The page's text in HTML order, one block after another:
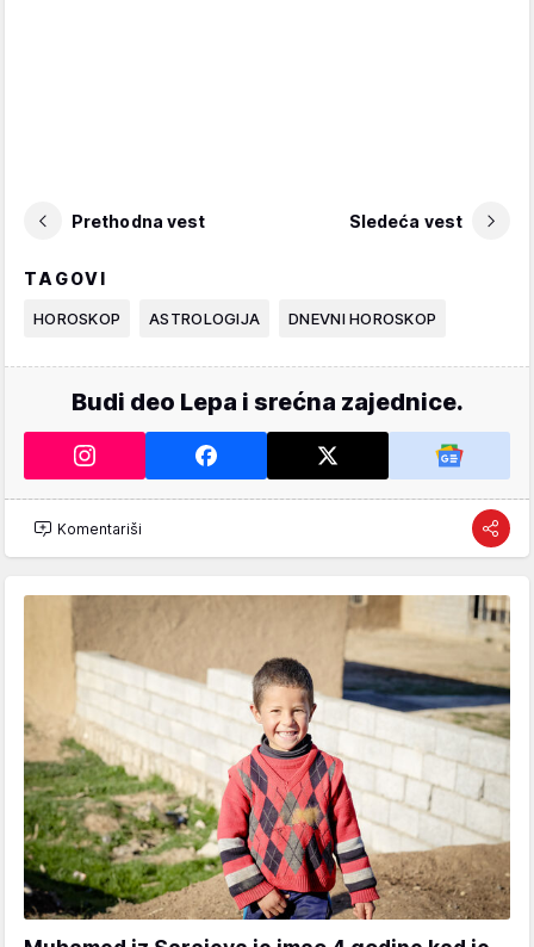
Prethodna vest Sledeća vest
TAGOVI
HOROSKOP ASTROLOGIJA DNEVNI HOROSKOP
Budi deo Lepa i srećna zajednice.
Komentariši